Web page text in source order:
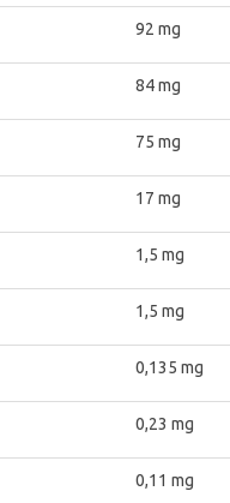
92 mg
84 mg
75 mg
17 mg
1,5 mg
1,5 mg
0,135 mg
0,23 mg
0,11 mg